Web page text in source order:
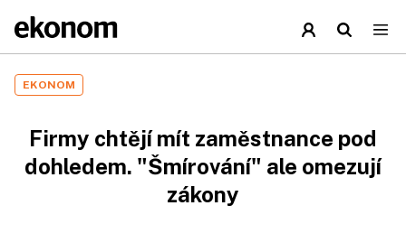
EKONOM
Firmy chtějí mít zaměstnance pod
dohledem. "Šmírování" ale omezují
zákony